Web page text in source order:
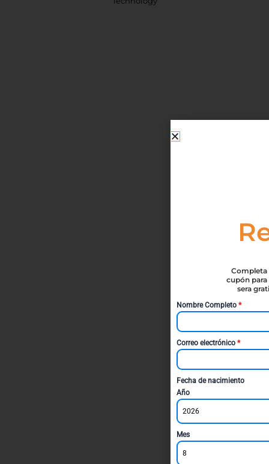
Completa
cupón para
sera
Nombre Completo *
Correo electrónico *
Fecha de nacimiento
Año
2026
Mes
8